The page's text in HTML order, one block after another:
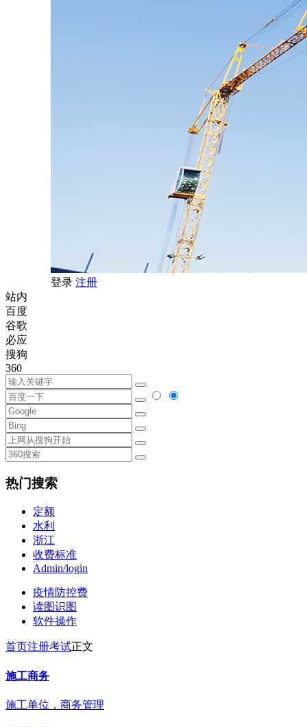
登录 注册
站内
百度
谷歌
必应
搜狗
360
热门搜索
定额
水利
浙江
收费标准
Admin/login
疫情防控费
读图识图
软件操作
首页注册考试正文
施工商务
施工单位，商务管理